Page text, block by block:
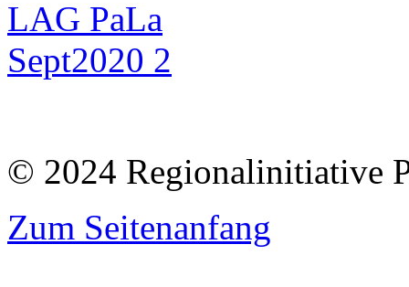
© 2024 Regionalinitiative
Zum Seitenanfang